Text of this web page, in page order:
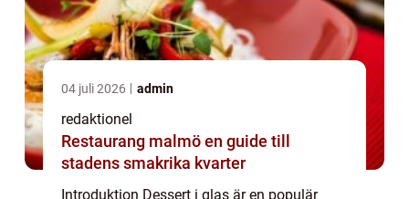
04 juli 2026 admin
redaktionel
Restaurang malmö en guide till
stadens smakrika kvarter
Introduktion Dessert i glas är en populär